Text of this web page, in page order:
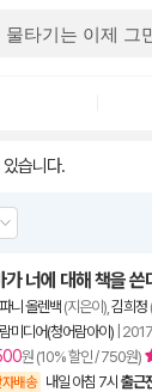
습니다.
가 너에 대해 책을 쓴
니 올렌백 (지은이), 김희정
미디어(청어람아이)
원 (10% 할인 / 750원)
자배송 내일 아침 7시 출근